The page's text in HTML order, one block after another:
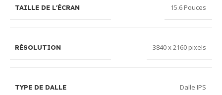
TAILLE DE L'ÉCRAN 15.6 Pouces
RÉSOLUTION 3840 x 2160 pixels
TYPE DE DALLE Dalle IPS